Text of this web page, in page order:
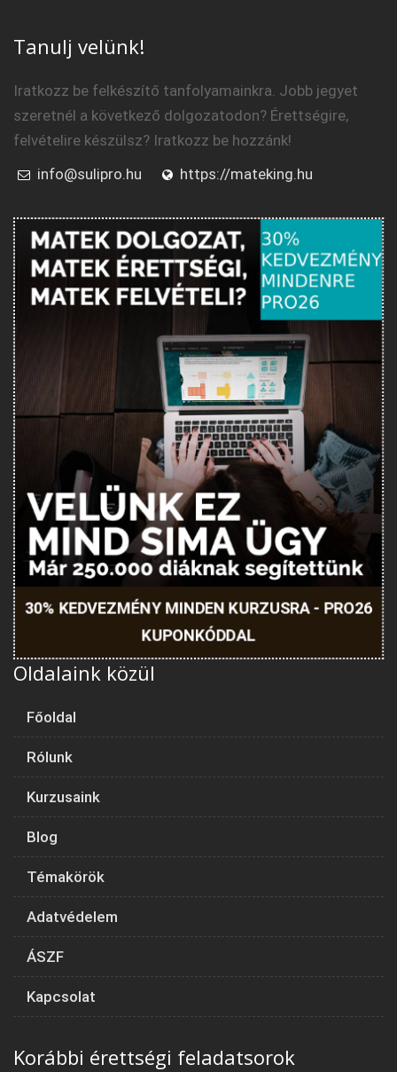
Tanulj velünk!
Iratkozz be felkészítő tanfolyamainkra. Jobb jegyet
szeretnél a következő dolgozatodon? Érettségire,
felvételire készülsz? Iratkozz be hozzánk!
info@sulipro.hu
https://mateking.hu
30% KEDVEZMÉNY MINDEN KURZUSRA - PRO26
KUPONKÓDDAL
Oldalaink közül
Főoldal
Rólunk
Kurzusaink
Blog
Témakörök
Adatvédelem
ÁSZF
Kapcsolat
Korábbi érettségi feladatsorok